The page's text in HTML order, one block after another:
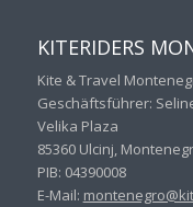
KITERIDERS
Kite & Travel
Geschäftsführer:
Velika Plaza
85360 Ulcinj,
PIB: 04390008
E-Mail: